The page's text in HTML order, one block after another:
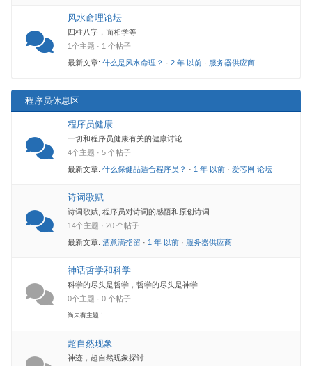
风水命理论坛
四柱八字，面相学等
1个主题 · 1 个帖子
最新文章: 什么是风水命理？ · 2 年 以前 · 服务器供应商
程序员休息区
程序员健康
一切和程序员健康有关的健康讨论
4个主题 · 5 个帖子
最新文章: 什么保健品适合程序员？ · 1 年 以前 · 爱芯网 论坛
诗词歌赋
诗词歌赋, 程序员对诗词的感悟和原创诗词
14个主题 · 20 个帖子
最新文章: 酒意满指留 · 1 年 以前 · 服务器供应商
神话哲学和科学
科学的尽头是哲学，哲学的尽头是神学
0个主题 · 0 个帖子
尚未有主题！
超自然现象
神迹，超自然现象探讨